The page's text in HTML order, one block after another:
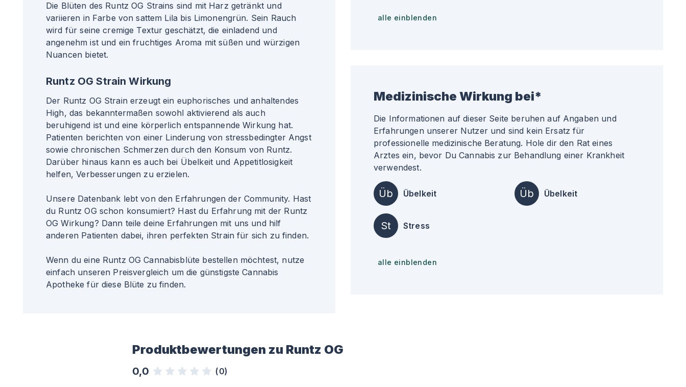
Die Blüten des Runtz OG Strains sind mit Harz getränkt und
variieren in Farbe von sattem Lila bis Limonengrün. Sein Rauch
wird für seine cremige Textur geschätzt, die einladend und
angenehm ist und ein fruchtiges Aroma mit süßen und würzigen
Nuancen bietet.
Runtz OG Strain Wirkung
Der Runtz OG Strain erzeugt ein euphorisches und anhaltendes
High, das bekanntermaßen sowohl aktivierend als auch
beruhigend ist und eine körperlich entspannende Wirkung hat.
Patienten berichten von einer Linderung von stressbedingter Angst
sowie chronischen Schmerzen durch den Konsum von Runtz.
Darüber hinaus kann es auch bei Übelkeit und Appetitlosigkeit
helfen, Verbesserungen zu erzielen.
Unsere Datenbank lebt von den Erfahrungen der Community. Hast
du Runtz OG schon konsumiert? Hast du Erfahrung mit der Runtz
OG Wirkung? Dann teile deine Erfahrungen mit uns und hilf
anderen Patienten dabei, ihren perfekten Strain für sich zu finden.
Wenn du eine Runtz OG Cannabisblüte bestellen möchtest, nutze
einfach unseren Preisvergleich um die günstigste Cannabis
Apotheke für diese Blüte zu finden.
alle einblenden
Medizinische Wirkung bei*
Die Informationen auf dieser Seite beruhen auf Angaben und
Erfahrungen unserer Nutzer und sind kein Ersatz für
professionelle medizinische Beratung. Hole dir den Rat eines
Arztes ein, bevor Du Cannabis zur Behandlung einer Krankheit
verwendest.
Üb Übelkeit Üb Übelkeit
St Stress
alle einblenden
Produktbewertungen zu Runtz OG
0,0 (0)